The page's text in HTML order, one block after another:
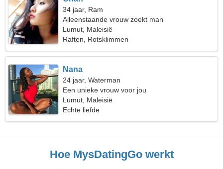
34 jaar, Ram
Alleenstaande vrouw zoekt man
Lumut, Maleisië
Raften, Rotsklimmen
Nana
24 jaar, Waterman
Een unieke vrouw voor jou
Lumut, Maleisië
Echte liefde
Hoe MysDatingGo werkt